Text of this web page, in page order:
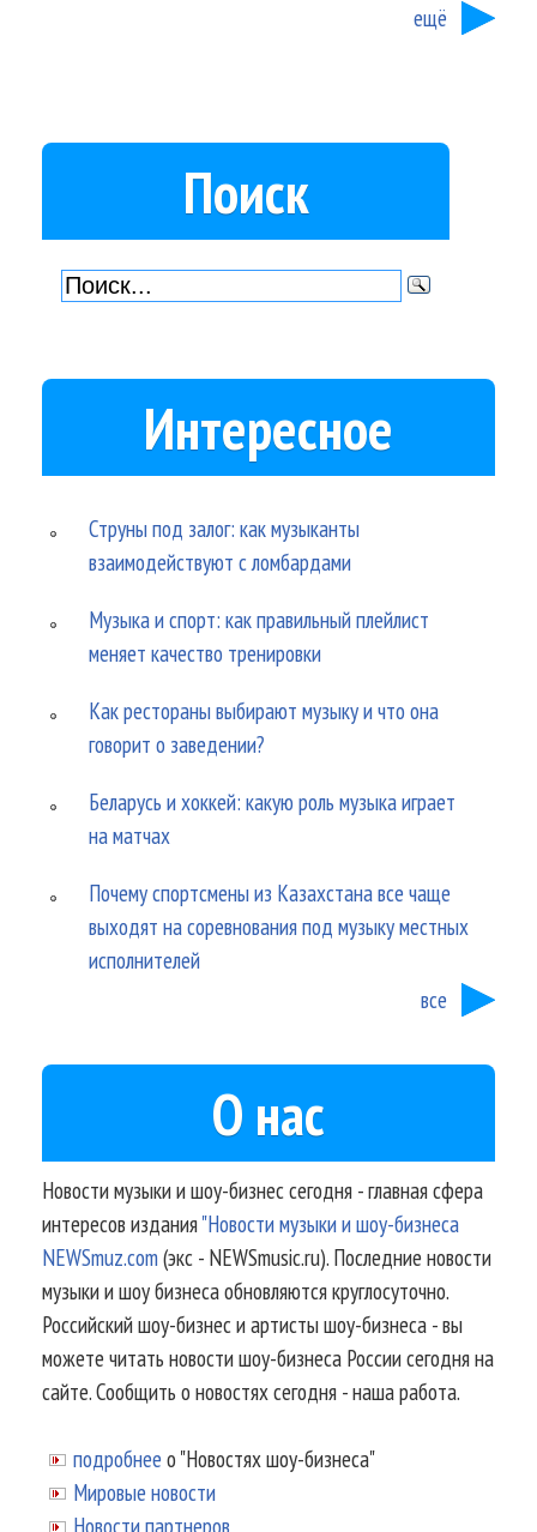
ещё
Поиск
Интересное
Струны под залог: как музыканты
взаимодействуют с ломбардами
Музыка и спорт: как правильный плейлист
меняет качество тренировки
Как рестораны выбирают музыку и что она
говорит о заведении?
Беларусь и хоккей: какую роль музыка играет
на матчах
Почему спортсмены из Казахстана все чаще
выходят на соревнования под музыку местных
исполнителей
все
О нас
Новости музыки и шоу-бизнес сегодня - главная сфера
интересов издания"Новости музыки и шоу-бизнеса
NEWSmuz.com(экс - NEWSmusic.ru). Последние новости
музыки и шоу бизнеса обновляются круглосуточно.
Российский шоу-бизнес и артисты шоу-бизнеса - вы
можете читать новости шоу-бизнеса России сегодня на
сайте. Сообщить о новостях сегодня - наша работа.
подробнее о "Новостях шоу-бизнеса"
Мировые новости
Новости партнеров